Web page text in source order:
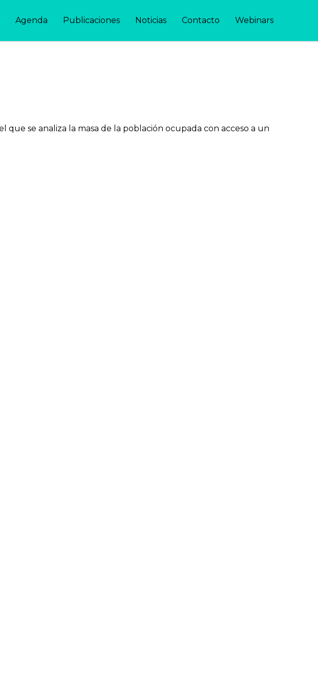
Agenda Publicaciones Noticias Contacto Webinars
se analiza la masa de la población ocupada con acceso a un